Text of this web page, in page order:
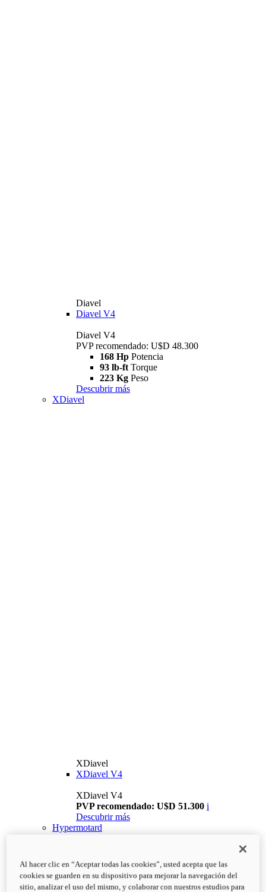
Diavel
Diavel V4
Diavel V4
PVP recomendado: U$D 48.300
168 Hp Potencia
93 lb-ft Torque
223 Kg Peso
Descubrir más
XDiavel
XDiavel
XDiavel V4
XDiavel V4
PVP recomendado: U$D 51.300 i
Descubrir más
Hypermotard
Al hacer clic en “Aceptar todas las cookies”, usted acepta que las
cookies se guarden en su dispositivo para mejorar la navegación del
sitio, analizar el uso del mismo, y colaborar con nuestros estudios para